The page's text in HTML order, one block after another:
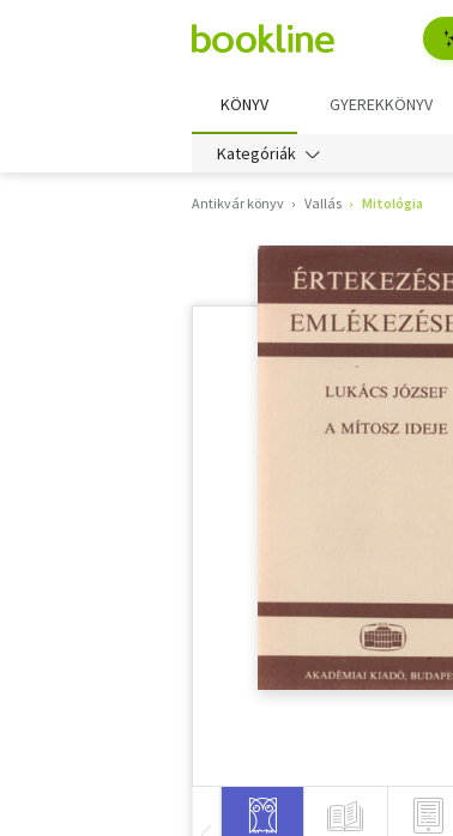
KÖNYV GYEREKKÖNYV
Kategóriák
Antikvár könyv Vallás Mitológia